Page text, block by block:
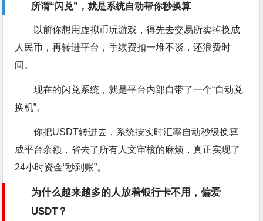
所谓“闪兑”，就是系统自动帮你秒换算
以前你想用虚拟币玩游戏，得先去交易所卖掉换成
人民币，再转进平台，手续费扣一堆不谈，还浪费时
间。
现在的闪兑系统，就是平台内部自带了一个“自动兑
换机”。
你把USDT转进去，系统按实时汇率自动秒级换算
成平台余额，省去了所有人文审核的麻烦，真正实现了
24小时资金“秒到账”。
为什么越来越多的人放着银行卡不用，偏爱
USDT？